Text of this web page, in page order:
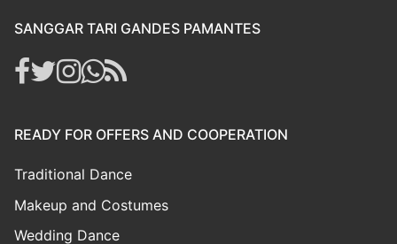
SANGGAR TARI GANDES PAMANTES
READY FOR OFFERS AND COOPERATION
Traditional Dance
Makeup and Costumes
Wedding Dance